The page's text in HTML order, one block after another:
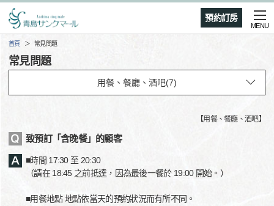
預約訂房
MENU
首頁 常見問題
常見問題
【用餐、餐廳、酒吧】
致預訂「含晚餐」的顧客
■時間 17:30 至 20:30
（請在 18:45 之前抵達，因為最後一餐於 19:00 開始。）
■用餐地點 地點依當天的預約狀況而有所不同。